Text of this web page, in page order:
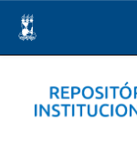
navigation